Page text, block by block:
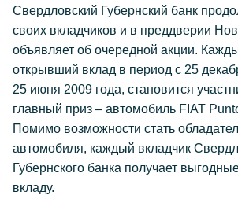
Свердловский Губернский банк
своих вкладчиков и в преддверии
объявляет об очередной акции.
открывший вклад в период с 25
25 июня 2009 года, становится
главный приз – автомобиль FIAT
Помимо возможности стать
автомобиля, каждый вкладчик
Губернского банка получает
вкладу.